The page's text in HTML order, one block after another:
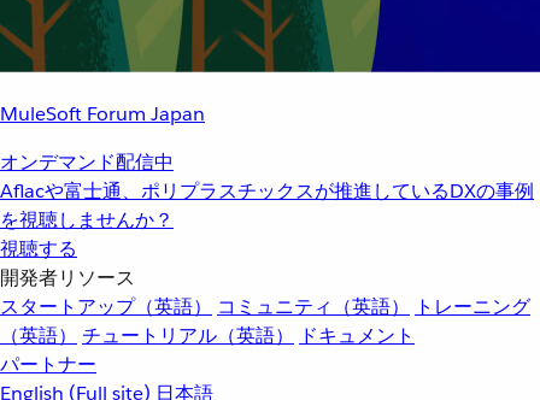
MuleSoft Forum Japan
オンデマンド配信中
Aflacや富士通、ポリプラスチックスが推進しているDXの事例
を視聴しませんか？
視聴する
開発者リソース
スタートアップ（英語）
コミュニティ（英語）
トレーニング
（英語）
チュートリアル（英語）
ドキュメント
パートナー
English (Full site) 日本語